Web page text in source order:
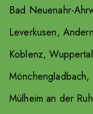
Bad Neuenahr-
Leverkusen,
Koblenz,Wuppertal
Mönchengladbach,
Mülheim an der